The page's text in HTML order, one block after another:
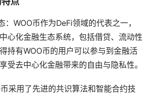
WOO币作为DeFi领域的代表之一，
心化金融生态系统，包括借贷、流动性
持有WOO币的用户可以参与到金融活
受去中心化金融带来的自由与隐私性。
采用了先进的共识算法和智能合约技